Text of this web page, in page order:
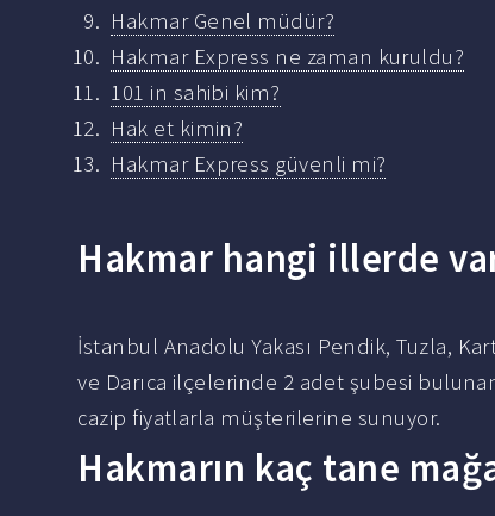
Hakmar Genel müdür?
Hakmar Express ne zaman kuruldu?
101 in sahibi kim?
Hak et kimin?
Hakmar Express güvenli mi?
Hakmar hangi illerde
İstanbul Anadolu Yakası Pendik, Tuzla,
ve Darıca ilçelerinde 2 adet şubesi
cazip fiyatlarla müşterilerine sunuyor.
Hakmarın kaç tane